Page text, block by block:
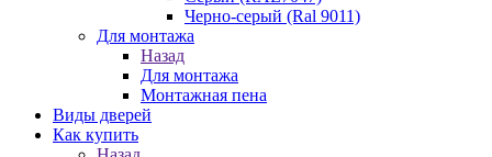
Черно-серый (Ral 9011)
Для монтажа
Назад
Для монтажа
Монтажная пена
Виды дверей
Как купить